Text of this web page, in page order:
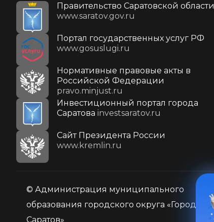
Правительство Саратовской области
www.saratov.gov.ru
Портал государственных услуг РФ
www.gosuslugi.ru
Нормативные правовые акты в
Российской Федерации
pravo.minjust.ru
Инвестиционный портал города
Саратова investsaratov.ru
Cайт Президента России
www.kremlin.ru
© Администрация муниципального
образования городского округа «Город
Саратов»